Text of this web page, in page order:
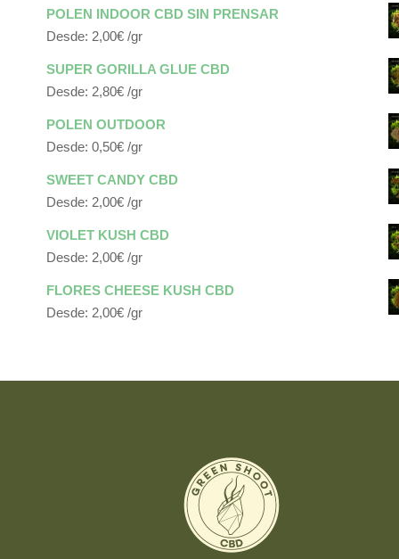
15,00€.12,00€.
era:
15,00€.
es:
12,00€.
POLEN INDOOR CBD SIN PRENSAR
Desde: 2,00€ /gr
SUPER GORILLA GLUE CBD
Desde: 2,80€ /gr
POLEN OUTDOOR
Desde: 0,50€ /gr
SWEET CANDY CBD
Desde: 2,00€ /gr
VIOLET KUSH CBD
Desde: 2,00€ /gr
FLORES CHEESE KUSH CBD
Desde: 2,00€ /gr